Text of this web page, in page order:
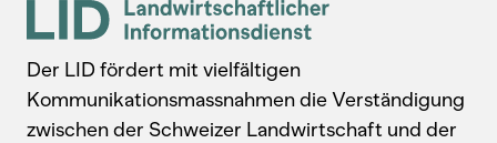
Der LID fördert mit vielfältigen
Kommunikationsmassnahmen die Verständigung
zwischen der Schweizer Landwirtschaft und der